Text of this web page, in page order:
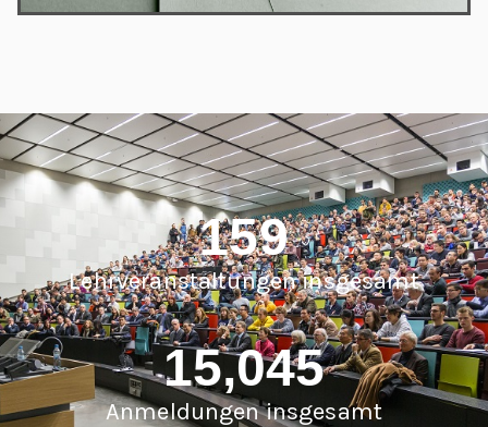
Lehrveranstaltungen insgesamt
159
Anmeldungen insgesamt
15,045